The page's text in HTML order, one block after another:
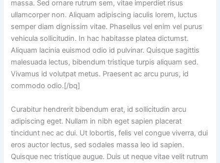
massa. Sed ornare rutrum sem, vitae imperdiet risus
ullamcorper non. Aliquam adipiscing iaculis lorem, luctus
semper diam dignissim vitae. Phasellus vel enim vel purus
vehicula sollicitudin. In hac habitasse platea dictumst.
Aliquam lacinia euismod odio id pulvinar. Quisque sagittis
malesuada lectus, bibendum tristique turpis aliquam sed.
Vivamus id volutpat metus. Praesent ac arcu purus, id
commodo odio.[/bq]
Curabitur hendrerit bibendum erat, id sollicitudin arcu
adipiscing eget. Nullam in nibh eget sapien placerat
tincidunt nec ac dui. Ut lobortis, felis vel congue viverra, dui
eros auctor lectus, sed sodales massa leo id sapien.
Quisque nec tristique augue. Duis ut neque vitae velit rutrum